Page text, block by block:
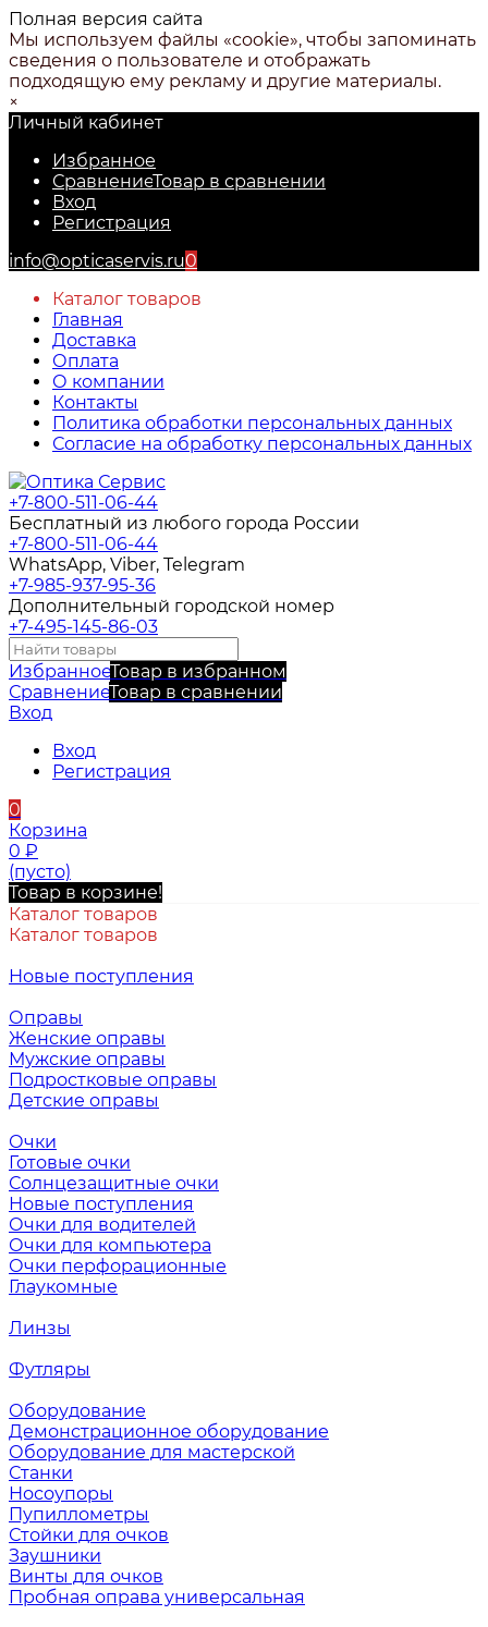
Полная версия сайта
Мы используем файлы «cookie», чтобы запоминать
сведения о пользователе и отображать
подходящую ему рекламу и другие материалы.
×
Личный кабинет
Избранное
СравнениеТовар в сравнении
Вход
Регистрация
info@opticaservis.ru0
Каталог товаров
Главная
Доставка
Оплата
О компании
Контакты
Политика обработки персональных данных
Согласие на обработку персональных данных
+7-800-511-06-44
Бесплатный из любого города России
+7-800-511-06-44
WhatsApp, Viber, Telegram
+7-985-937-95-36
Дополнительный городской номер
+7-495-145-86-03
ИзбранноеТовар в избранном
СравнениеТовар в сравнении
Вход
Вход
Регистрация
0
Корзина
0 ₽
(пусто)
Товар в корзине!
Каталог товаров
Каталог товаров
Новые поступления
Оправы
Женские оправы
Мужские оправы
Подростковые оправы
Детские оправы
Очки
Готовые очки
Солнцезащитные очки
Новые поступления
Очки для водителей
Очки для компьютера
Очки перфорационные
Глаукомные
Линзы
Футляры
Оборудование
Демонстрационное оборудование
Оборудование для мастерской
Станки
Носоупоры
Пупиллометры
Стойки для очков
Заушники
Винты для очков
Пробная оправа универсальная